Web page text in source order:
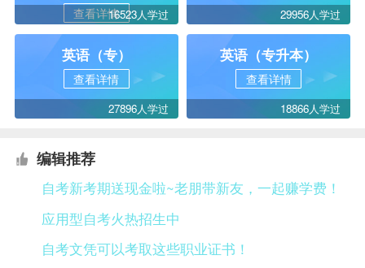
查看详情16523人学过 29956人学过
英语（专）
查看详情
27896人学过
英语（专升本）
查看详情
18866人学过
编辑推荐
自考新考期送现金啦~老朋带新友，一起赚学费！
应用型自考火热招生中
自考文凭可以考取这些职业证书！